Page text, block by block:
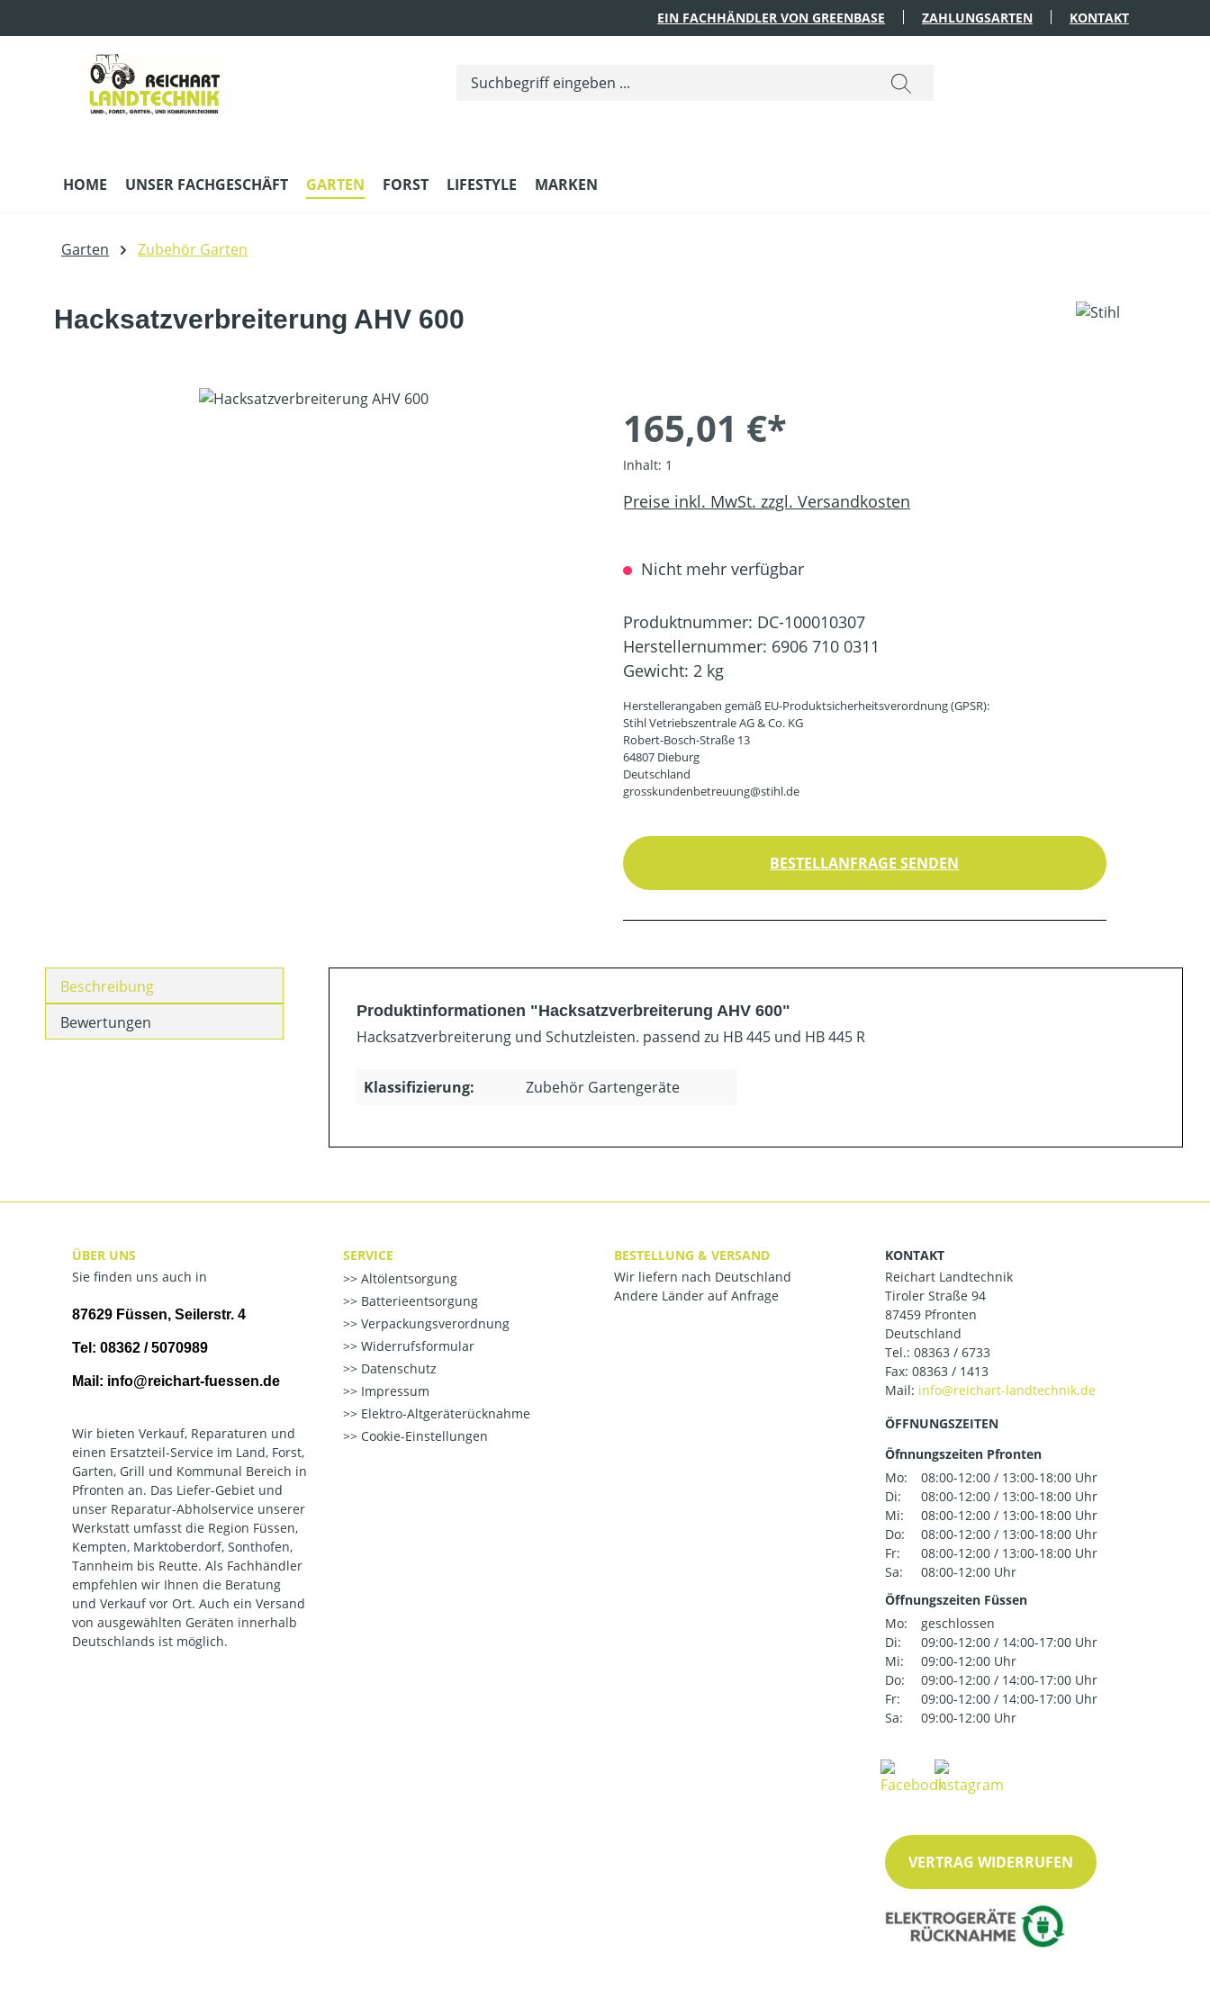
EIN FACHHÄNDLER VON GREENBASE ZAHLUNGSARTEN KONTAKT
HOME UNSER FACHGESCHÄFT GARTEN FORST LIFESTYLE MARKEN
Garten Zubehör Garten
Hacksatzverbreiterung AHV 600
Bildergalerie überspringen
165,01 €*
Inhalt: 1
Preise inkl. MwSt. zzgl. Versandkosten
Nicht mehr verfügbar
Produktnummer: DC-100010307
Herstellernummer: 6906 710 0311
Gewicht: 2 kg
Herstellerangaben gemäß EU-Produktsicherheitsverordnung (GPSR):
Stihl Vetriebszentrale AG & Co. KG
Robert-Bosch-Straße 13
64807 Dieburg
Deutschland
grosskundenbetreuung@stihl.de
BESTELLANFRAGE SENDEN
Beschreibung
Bewertungen
Produktinformationen "Hacksatzverbreiterung AHV 600"
Hacksatzverbreiterung und Schutzleisten. passend zu HB 445 und HB 445 R
Klassifizierung: Zubehör Gartengeräte
ÜBER UNS
Sie finden uns auch in
87629 Füssen, Seilerstr. 4
Tel: 08362 / 5070989
Mail: info@reichart-fuessen.de
Wir bieten Verkauf, Reparaturen und
einen Ersatzteil-Service im Land, Forst,
Garten, Grill und Kommunal Bereich in
Pfronten an. Das Liefer-Gebiet und
unser Reparatur-Abholservice unserer
Werkstatt umfasst die Region Füssen,
Kempten, Marktoberdorf, Sonthofen,
Tannheim bis Reutte. Als Fachhändler
empfehlen wir Ihnen die Beratung
und Verkauf vor Ort. Auch ein Versand
von ausgewählten Geräten innerhalb
Deutschlands ist möglich.
SERVICE
Altölentsorgung
Batterieentsorgung
Verpackungsverordnung
Widerrufsformular
Datenschutz
Impressum
Elektro-Altgeräterücknahme
Cookie-Einstellungen
BESTELLUNG & VERSAND
Wir liefern nach Deutschland
Andere Länder auf Anfrage
KONTAKT
Reichart Landtechnik
Tiroler Straße 94
87459 Pfronten
Deutschland
Tel.: 08363 / 6733
Fax: 08363 / 1413
Mail:
ÖFFNUNGSZEITEN
Öfnnungszeiten Pfronten
Mo:
08:00-12:00 / 13:00-18:00 Uhr
Di:
08:00-12:00 / 13:00-18:00 Uhr
Mi:
08:00-12:00 / 13:00-18:00 Uhr
Do:
08:00-12:00 / 13:00-18:00 Uhr
Fr:
08:00-12:00 / 13:00-18:00 Uhr
Sa:
08:00-12:00 Uhr
Öffnungszeiten Füssen
Mo:
geschlossen
Di:
09:00-12:00 / 14:00-17:00 Uhr
Mi:
09:00-12:00 Uhr
Do:
09:00-12:00 / 14:00-17:00 Uhr
Fr:
09:00-12:00 / 14:00-17:00 Uhr
Sa:
09:00-12:00 Uhr
VERTRAG WIDERRUFEN